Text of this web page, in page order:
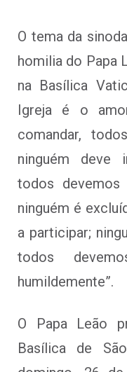
O tema da
homilia do Papa
na Basílica
Igreja é o
comandar,
ninguém deve
todos devemos
ninguém é
a participar;
todos
humildemente”.
O Papa Leão
Basílica de